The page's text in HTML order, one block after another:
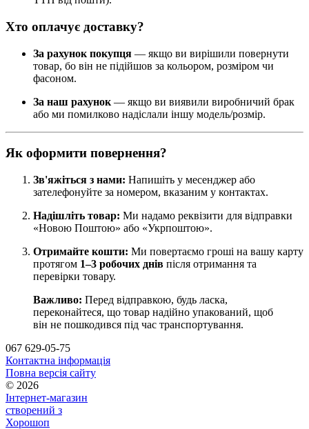
Хто оплачує доставку?
За рахунок покупця — якщо ви вирішили повернути
товар, бо він не підійшов за кольором, розміром чи
фасоном.
За наш рахунок — якщо ви виявили виробничий брак
або ми помилково надіслали іншу модель/розмір.
Як оформити повернення?
Зв'яжіться з нами: Напишіть у месенджер або
зателефонуйте за номером, вказаним у контактах.
Надішліть товар: Ми надамо реквізити для відправки
«Новою Поштою» або «Укрпоштою».
Отримайте кошти: Ми повертаємо гроші на вашу карту
протягом 1–3 робочих днів після отримання та
перевірки товару.
Важливо: Перед відправкою, будь ласка,
переконайтеся, що товар надійно упакований, щоб
він не пошкодився під час транспортування.
067 629-05-75
Контактна інформація
Повна версія сайту
© 2026
Інтернет-магазин
створений з
Хорошоп